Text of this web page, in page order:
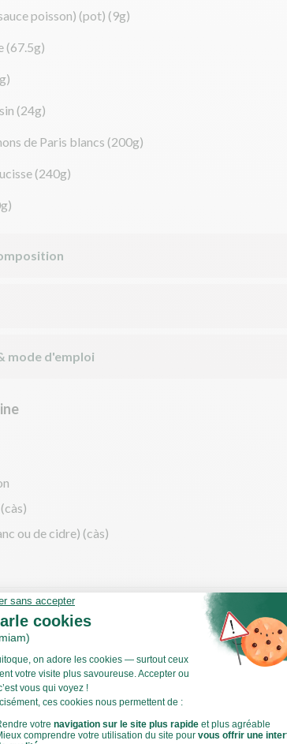
poisson) (pot) (9g)
(67.5g)
(24g)
de Paris blancs (200g)
(240g)
mode d'emploi
ou de cidre) (càs)
la carotte en fin bâtonnets.
les champignons.
mixeur, déposez les ingrédients suivants :
Voir toute la recette